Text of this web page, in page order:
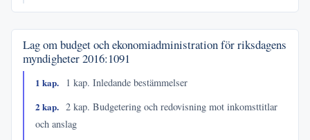
Lag om budget och ekonomiadministration för riksdagens
myndigheter2016:1091
1 kap.
1 kap. Inledande bestämmelser
2 kap. 2 kap. Budgetering och redovisning mot inkomsttitlar
och anslag